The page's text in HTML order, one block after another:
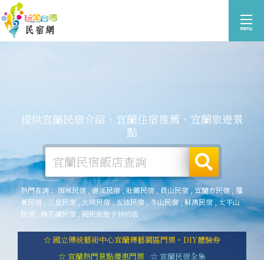
提供宜蘭民宿介紹、宜蘭住宿推薦、宜蘭旅遊景
點
熱門查詢：頭城民宿,礁溪民宿,壯圍民宿 員山民宿 宜蘭市民宿
羅
東民宿
三星民宿 大同民宿,五結民宿,冬山民宿,蘇澳民宿, 太平山
民宿
梅花湖民宿 國民旅遊卡特約店
☆ 國立傳統藝術中心宜蘭傳藝園區門票・DIY體驗券
☆ 宜蘭熱門景點優惠門票
☆ 宜蘭民宿全集